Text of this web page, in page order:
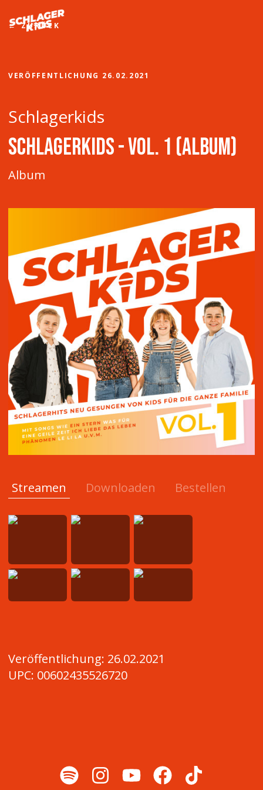
Inhalt
springenZURÜCK
VERÖFFENTLICHUNG 26.02.2021
Schlagerkids
Schlagerkids - Vol. 1 (Album)
Album
Streamen Downloaden Bestellen
Veröffentlichung: 26.02.2021
UPC: 00602435526720